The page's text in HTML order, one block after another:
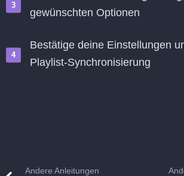
gewünschten Optionen
Bestätige deine Einstellungen
Playlist-Synchronisierung
Andere Anleitungen